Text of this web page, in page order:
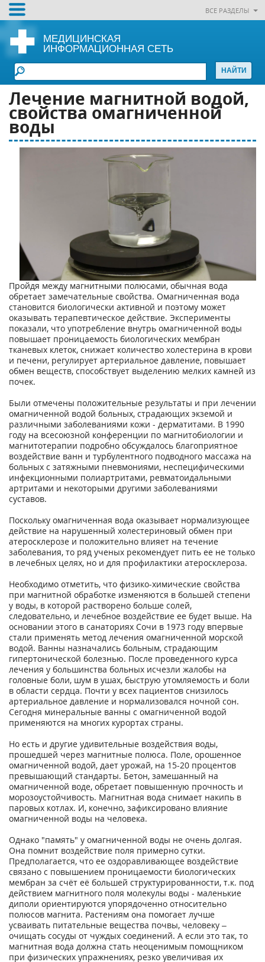
ВСЕ РАЗДЕЛЫ
МЕДИЦИНСКАЯ
ИНФОРМАЦИОННАЯ СЕТЬ
Лечение магнитной водой,
свойства омагниченной
воды
Пройдя между магнитными полюсами, обычная вода
обретает замечательные свойства. Омагниченная вода
становится биологически активной и поэтому может
оказывать терапевтическое действие. Эксперименты
показали, что употребление внутрь омагниченной воды
повышает проницаемость биологических мембран
тканевых клеток, снижает количество холестерина в крови
и печени, регулирует артериальное давление, повышает
обмен веществ, способствует выделению мелких камней из
почек.
Были отмечены положительные результаты и при лечении
омагниченной водой больных, страдающих экземой и
различными заболеваниями кожи - дерматитами. В 1990
году на всесоюзной конференции по магнитобиологии и
магнитотерапии подробно обсуждалось благоприятное
воздействие ванн и турбулентного подводного массажа на
больных с затяжными пневмониями, неспецифическими
инфекционными полиартритами, ревматоидальными
артритами и некоторыми другими заболеваниями
суставов.
Поскольку омагниченная вода оказывает нормализующее
действие на нарушенный холестериновый обмен при
атеросклерозе и положительно влияет на течение
заболевания, то ряд ученых рекомендует пить ее не только
в лечебных целях, но и для профилактики атеросклероза.
Необходимо отметить, что физико-химические свойства
при магнитной обработке изменяются в большей степени
у воды, в которой растворено больше солей,
следовательно, и лечебное воздействие ее будет выше. На
основании этого в санаториях Сочи в 1973 году впервые
стали применять метод лечения омагниченной морской
водой. Ванны назначались больным, страдающим
гипертонической болезнью. После проведенного курса
лечения у большинства больных исчезли жалобы на
головные боли, шум в ушах, быструю утомляемость и боли
в области сердца. Почти у всех пациентов снизилось
артериальное давление и нормализовался ночной сон.
Сегодня минеральные ванны с омагниченной водой
применяются на многих курортах страны.
Но есть и другие удивительные воздействия воды,
прошедшей через магнитные полюса. Поле, орошенное
омагниченной водой, дает урожай, на 15-20 процентов
превышающий стандарты. Бетон, замешанный на
омагниченной воде, обретает повышенную прочность и
морозоустойчивость. Магнитная вода снимает накипь в
паровых котлах. И, конечно, зафиксировано влияние
омагниченной воды на человека.
Однако "память" у омагниченной воды не очень долгая.
Она помнит воздействие поля примерно сутки.
Предполагается, что ее оздоравливающее воздействие
связано с повышением проницаемости биологических
мембран за счёт её большей структурированности, т.к. под
действием магнитного поля молекулы воды - маленькие
диполи ориентируются упорядоченно относительно
полюсов магнита. Растениям она помогает лучше
усваивать питательные вещества почвы, человеку –
очищать сосуды от чуждых соединений. А если это так, то
магнитная вода должна стать неоценимым помощником
при физических упражнениях, резко увеличивая их